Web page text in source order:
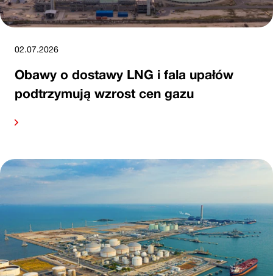
02.07.2026
Obawy o dostawy LNG i fala upałów
podtrzymują wzrost cen gazu